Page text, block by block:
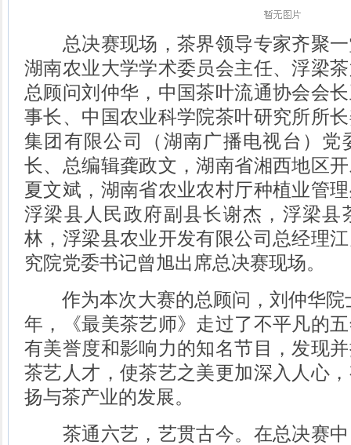
总决赛现场，茶界领导专家齐聚一
湖南农业大学学术委员会主任、浮梁
总顾问刘仲华，中国茶叶流通协会会
事长、中国农业科学院茶叶研究所所
集团有限公司（湖南广播电视台）党
长、总编辑龚政文，湖南省湘西地区
夏文斌，湖南省农业农村厅种植业管
浮梁县人民政府副县长谢杰，浮梁县
林，浮梁县农业开发有限公司总经理
究院党委书记曾旭出席总决赛现场。
作为本次大赛的总顾问，刘仲华院
年，《最美茶艺师》走过了不平凡的
有美誉度和影响力的知名节目，发现
茶艺人才，使茶艺之美更加深入人心
扬与茶产业的发展。
茶通六艺，艺贯古今。在总决赛中